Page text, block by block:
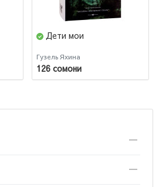
Дети мои
Гузель Яхина
126 сомони